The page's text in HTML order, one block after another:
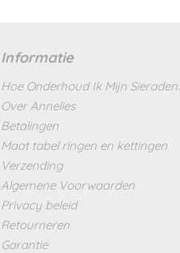
Informatie
Hoe Onderhoud Ik Mijn Sieraden.
Over Annelies
Betalingen
Maat tabel ringen en kettingen
Verzending
Algemene Voorwaarden
Privacy beleid
Retourneren
Garantie